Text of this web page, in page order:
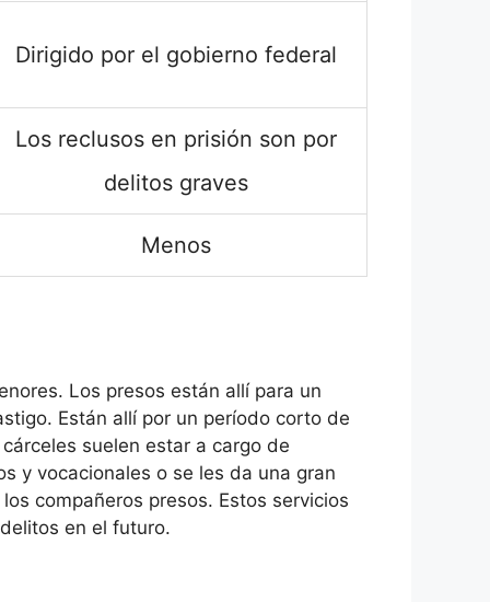
Dirigido por el gobierno federal
Los reclusos en prisión son por
delitos graves
Menos
Los presos están allí para un
Están allí por un período corto de
suelen estar a cargo de
y vocacionales o se les da una gran
compañeros presos. Estos servicios
en el futuro.